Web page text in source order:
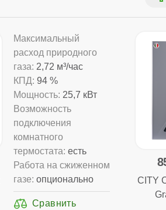
Максимальный
расход природного
газа: 2,72 м³/час
КПД: 94 %
Мощность: 25,7 кВт
Возможность
подключения
комнатного
термостата: есть
Работа на сжиженном
газе: опционально
CITY